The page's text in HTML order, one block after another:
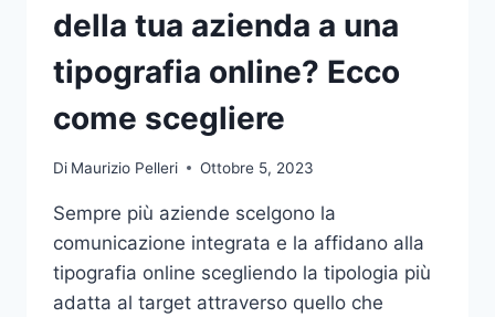
della tua azienda a una
tipografia online? Ecco
come scegliere
Di Maurizio Pelleri Ottobre 5, 2023
Sempre più aziende scelgono la
comunicazione integrata e la affidano alla
tipografia online scegliendo la tipologia più
adatta al target attraverso quello che